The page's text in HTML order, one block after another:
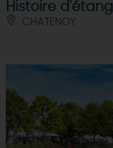
Histoire d'étang
CHATENOY